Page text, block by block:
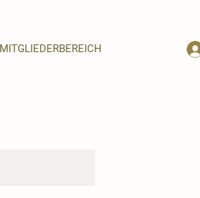
MITGLIEDERBEREICH